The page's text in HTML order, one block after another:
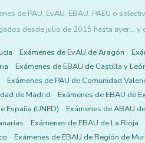
de PAU, EvAU, EBAU, PAEU o
desde julio de 2015 hasta ayer... y
Exámenes de EvAU de Aragón
Exámenes de EBAU de Castilla y
Exámenes de PAU de Comunidad
de Madrid
Exámenes de EBAU de
España (UNED)
Exámenes de ABAU
Exámenes de EBAU de La Rioja
Exámenes de EBAU de Región de